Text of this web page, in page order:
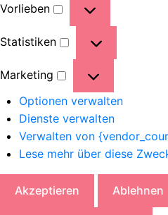
Vorlieben
Statistiken
Marketing
Optionen verwalten
Dienste verwalten
Verwalten von
Lese mehr über diese
Akzeptieren Ablehnen